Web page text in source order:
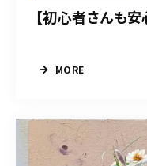
【初心者さんも
MORE